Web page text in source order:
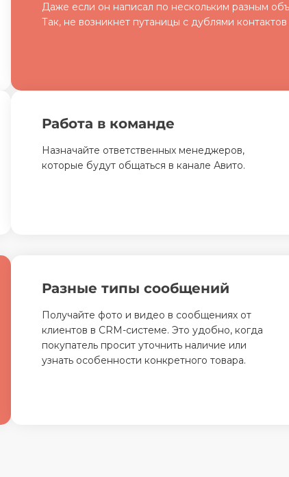
Даже если он написал по нескольким разным
Так, не возникнет путаницы с дублями
Работа в команде
Назначайте ответственных менеджеров,
которые будут общаться в канале Авито.
Разные типы сообщений
Получайте фото и видео в сообщениях от
клиентов в CRM-системе. Это удобно, когда
покупатель просит уточнить наличие или
узнать особенности конкретного товара.